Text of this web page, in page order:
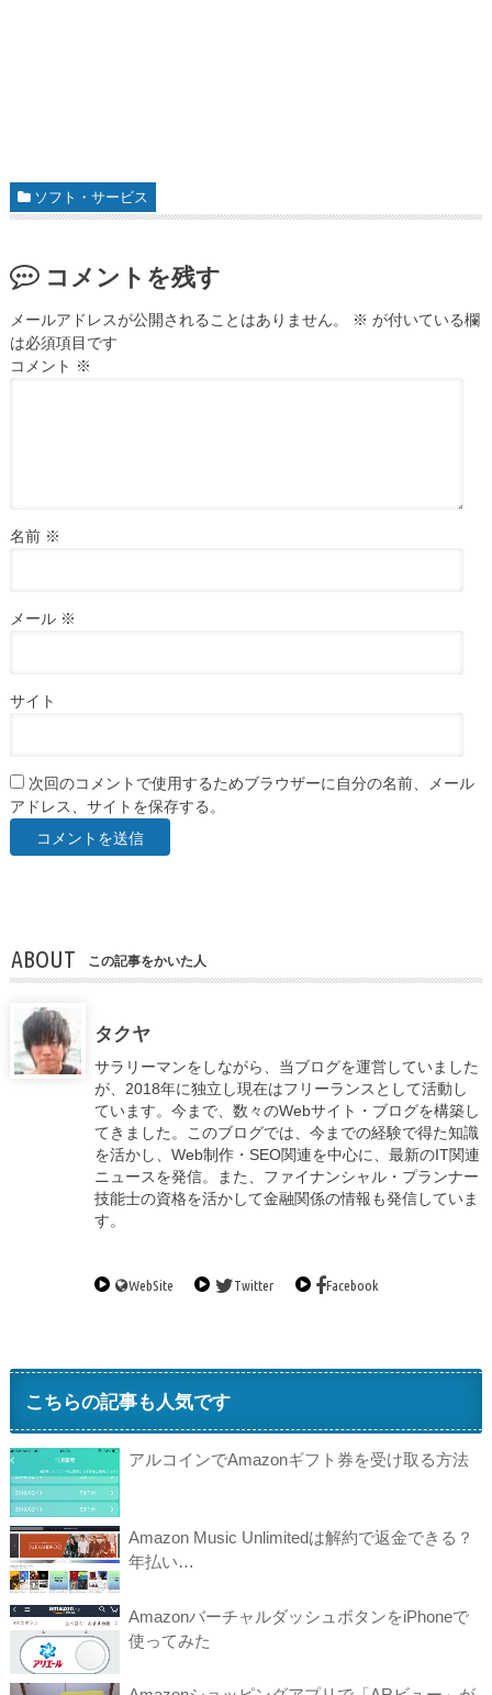
ソフト・サービス
コメントを残す
メールアドレスが公開されることはありません。 ※ が付いている欄
は必須項目です
コメント ※
名前 ※
メール ※
サイト
次回のコメントで使用するためブラウザーに自分の名前、メール
アドレス、サイトを保存する。
ABOUT この記事をかいた人
タクヤ
サラリーマンをしながら、当ブログを運営していました
が、2018年に独立し現在はフリーランスとして活動し
ています。今まで、数々のWebサイト・ブログを構築し
てきました。このブログでは、今までの経験で得た知識
を活かし、Web制作・SEO関連を中心に、最新のIT関連
ニュースを発信。また、ファイナンシャル・プランナー
技能士の資格を活かして金融関係の情報も発信していま
す。
WebSite Twitter Facebook
こちらの記事も人気です
アルコインでAmazonギフト券を受け取る方法
Amazon Music Unlimitedは解約で返金できる？
年払い…
AmazonバーチャルダッシュボタンをiPhoneで
使ってみた